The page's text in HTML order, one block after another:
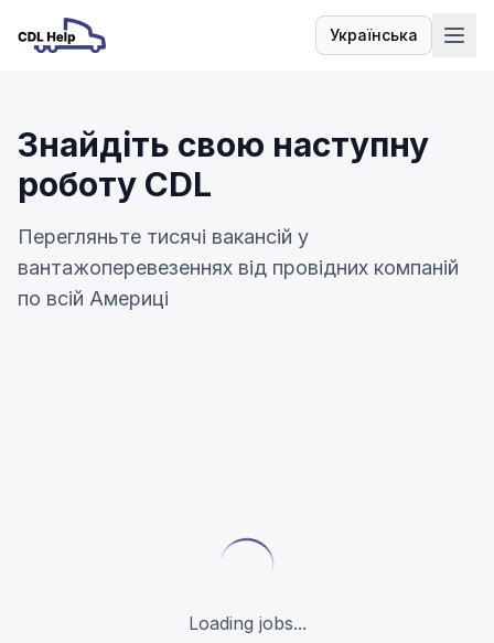
Українська
Мова
Знайдіть свою наступну
роботу CDL
Перегляньте тисячі вакансій у
вантажоперевезеннях від провідних компаній
по всій Америці
Loading jobs...